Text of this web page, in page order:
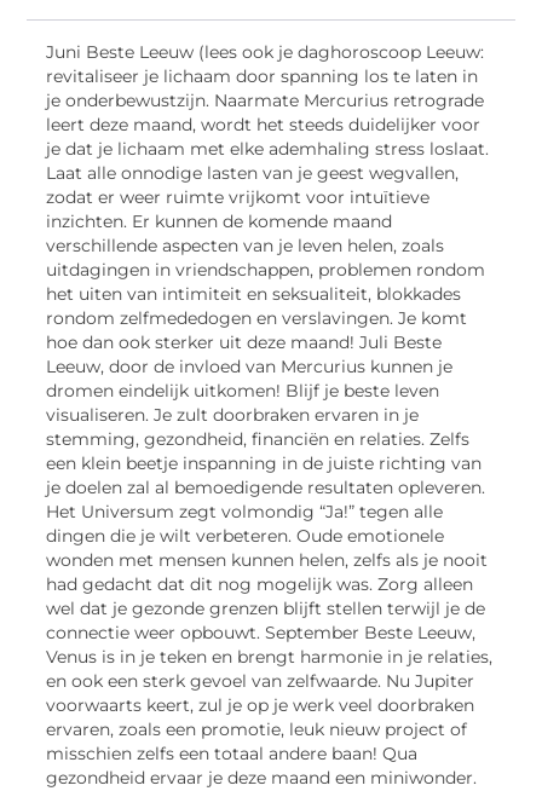
Juni Beste Leeuw (lees ook je daghoroscoop Leeuw:
revitaliseer je lichaam door spanning los te laten in
je onderbewustzijn. Naarmate Mercurius retrograde
leert deze maand, wordt het steeds duidelijker voor
je dat je lichaam met elke ademhaling stress loslaat.
Laat alle onnodige lasten van je geest wegvallen,
zodat er weer ruimte vrijkomt voor intuïtieve
inzichten. Er kunnen de komende maand
verschillende aspecten van je leven helen, zoals
uitdagingen in vriendschappen, problemen rondom
het uiten van intimiteit en seksualiteit, blokkades
rondom zelfmededogen en verslavingen. Je komt
hoe dan ook sterker uit deze maand! Juli Beste
Leeuw, door de invloed van Mercurius kunnen je
dromen eindelijk uitkomen! Blijf je beste leven
visualiseren. Je zult doorbraken ervaren in je
stemming, gezondheid, financiën en relaties. Zelfs
een klein beetje inspanning in de juiste richting van
je doelen zal al bemoedigende resultaten opleveren.
Het Universum zegt volmondig “Ja!” tegen alle
dingen die je wilt verbeteren. Oude emotionele
wonden met mensen kunnen helen, zelfs als je nooit
had gedacht dat dit nog mogelijk was. Zorg alleen
wel dat je gezonde grenzen blijft stellen terwijl je de
connectie weer opbouwt. September Beste Leeuw,
Venus is in je teken en brengt harmonie in je relaties,
en ook een sterk gevoel van zelfwaarde. Nu Jupiter
voorwaarts keert, zul je op je werk veel doorbraken
ervaren, zoals een promotie, leuk nieuw project of
misschien zelfs een totaal andere baan! Qua
gezondheid ervaar je deze maand een miniwonder.